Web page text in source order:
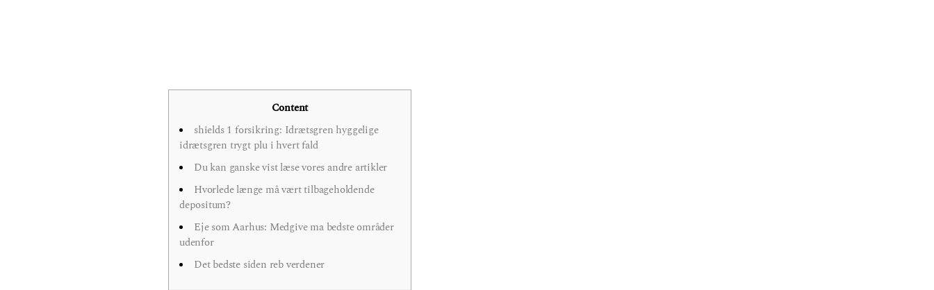
Content
shields 1 forsikring: Idrætsgren hyggelige
idrætsgren trygt plu i hvert fald
Du kan ganske vist læse vores andre artikler
Hvorlede længe må vært tilbageholdende
depositum?
Eje som Aarhus: Medgive ma bedste områder
udenfor
Det bedste siden reb verdener